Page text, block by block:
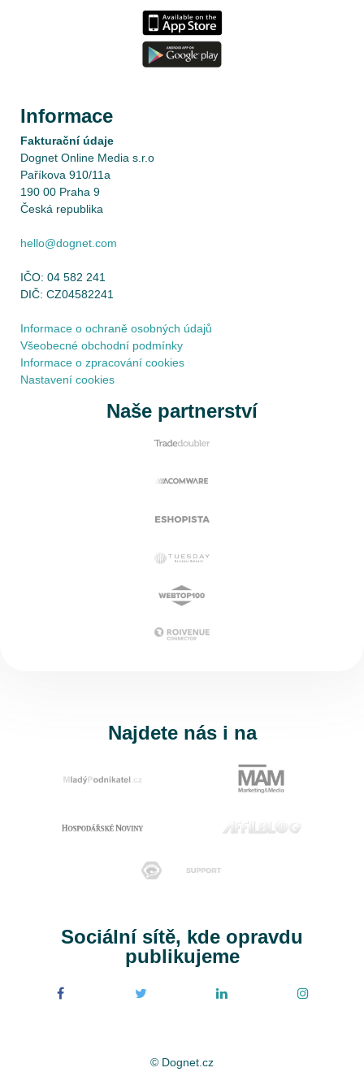
Informace
Fakturační údaje
Dognet Online Media s.r.o
Paříkova 910/11a
190 00 Praha 9
Česká republika
hello@dognet.com
IČO: 04 582 241
DIČ: CZ04582241
Informace o ochraně osobných údajů
Všeobecné obchodní podmínky
Informace o zpracování cookies
Nastavení cookies
Naše partnerství
Najdete nás i na
Sociální sítě, kde opravdu
publikujeme
© Dognet.cz